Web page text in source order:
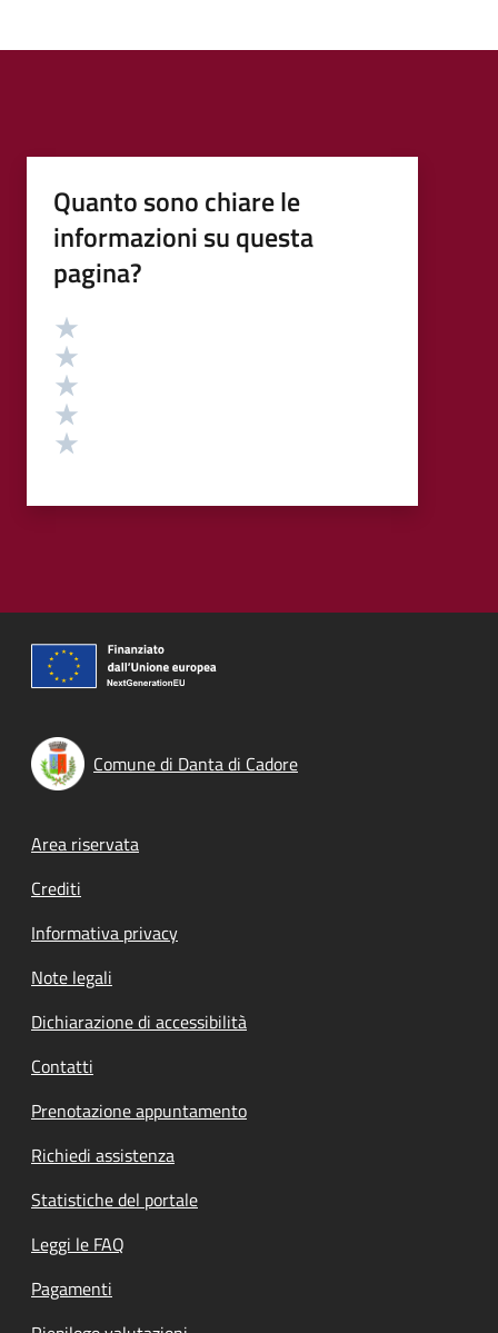
Quanto sono chiare le
informazioni su questa
pagina?
Valutazione
Comune di Danta di Cadore
Footer menu
Area riservata
Crediti
Informativa privacy
Note legali
Dichiarazione di accessibilità
Contatti
Prenotazione appuntamento
Richiedi assistenza
Statistiche del portale
Leggi le FAQ
Pagamenti